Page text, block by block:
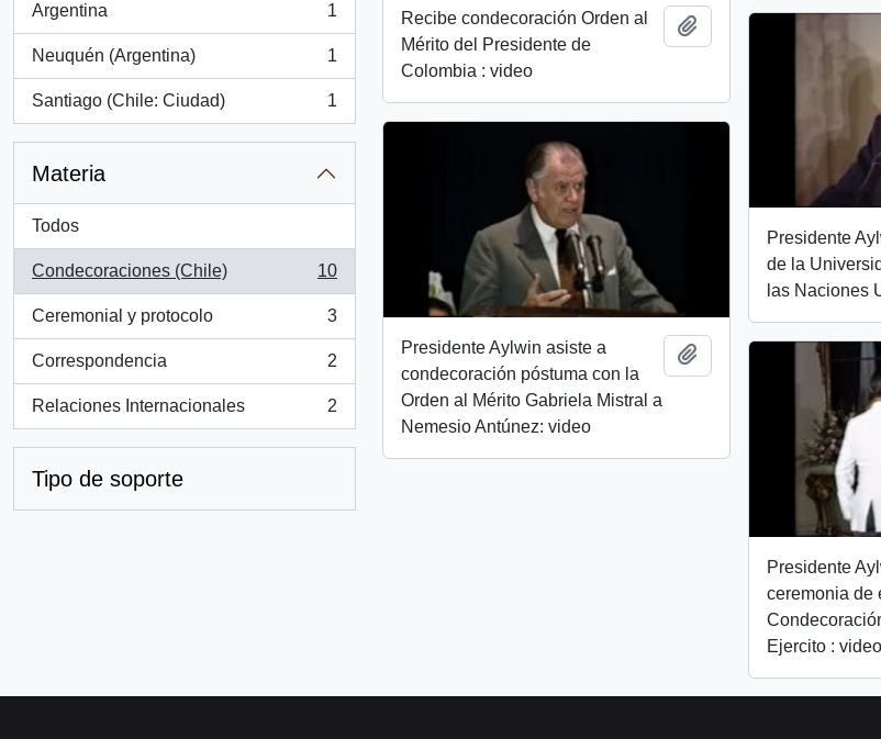
Argentina
, 1 resultados
1
Neuquén (Argentina)
, 1 resultados
1
Santiago (Chile: Ciudad)
, 1 resultados
1
Materia
Todos
Condecoraciones (Chile)
, 10 resultados
10
Ceremonial y protocolo
, 3 resultados
3
Correspondencia
, 2 resultados
2
Relaciones Internacionales
, 2 resultados
2
Tipo de soporte
Recibe condecoración Orden al
Mérito del Presidente de
Colombia : video
Presidente
de la
las Naciones
Presidente Aylwin asiste a
condecoración póstuma con la
Orden al Mérito Gabriela Mistral a
Nemesio Antúnez: video
Añadir al portapapeles
Presidente
ceremonia de
Ejercito : video